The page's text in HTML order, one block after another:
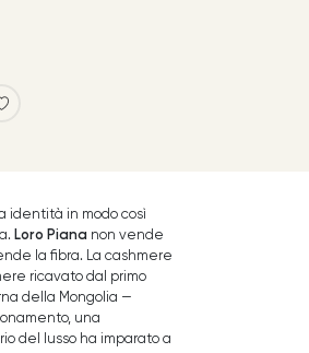
identità in modo così
Loro Piana non vende
la fibra. La cashmere
ricavato dal primo
della Mongolia —
una
del lusso ha imparato a